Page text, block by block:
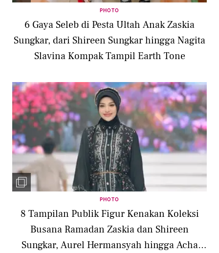
PHOTO
6 Gaya Seleb di Pesta Ultah Anak Zaskia
Sungkar, dari Shireen Sungkar hingga Nagita
Slavina Kompak Tampil Earth Tone
PHOTO
8 Tampilan Publik Figur Kenakan Koleksi
Busana Ramadan Zaskia dan Shireen
Sungkar, Aurel Hermansyah hingga Acha